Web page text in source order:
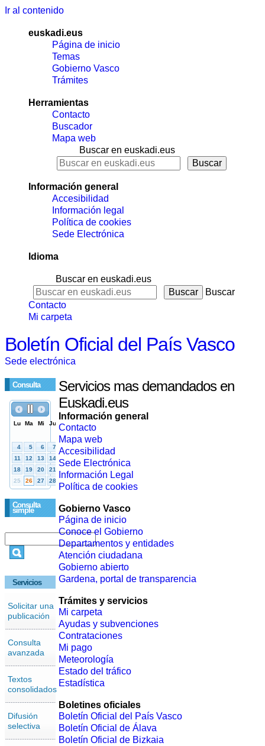
Ir al contenido
euskadi.eus
Página de inicio
Temas
Gobierno Vasco
Trámites
Herramientas
Contacto
Buscador
Mapa web
Buscar en euskadi.eus
Información general
Accesibilidad
Información legal
Política de cookies
Sede Electrónica
Idioma
Buscar en euskadi.eus
Buscar
Contacto
Mi carpeta
Boletín Oficial del País Vasco
Sede electrónica
Consulta
Consulta
simple
Servicios
Solicitar una
publicación
Consulta
avanzada
Textos
consolidados
Difusión
selectiva
Servicios mas demandados en
Euskadi.eus
Información general
Contacto
Mapa web
Accesibilidad
Sede Electrónica
Información Legal
Política de cookies
Gobierno Vasco
Página de inicio
Conoce el Gobierno
Departamentos y entidades
Atención ciudadana
Gobierno abierto
Gardena, portal de transparencia
Trámites y servicios
Mi carpeta
Ayudas y subvenciones
Contrataciones
Mi pago
Meteorología
Estado del tráfico
Estadística
Boletines oficiales
Boletín Oficial del País Vasco
Boletín Oficial de Álava
Boletín Oficial de Bizkaia